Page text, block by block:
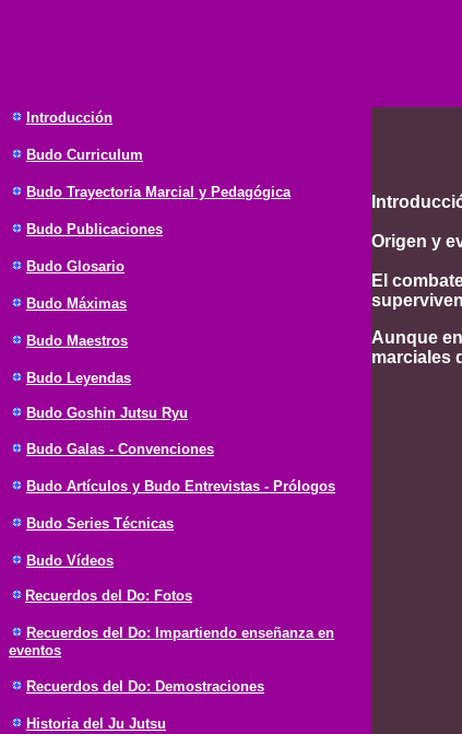
Introducción
Budo Curriculum
Budo Trayectoria Marcial y Pedagógica
Budo Publicaciones
Budo Glosario
Budo Máximas
Budo Maestros
Budo Leyendas
Budo Goshin Jutsu Ryu
Budo Galas - Convenciones
Budo Artículos y Budo Entrevistas - Prólogos
Budo Series Técnicas
Budo Vídeos
Recuerdos del Do: Fotos
Recuerdos del Do: Impartiendo enseñanza en
eventos
Recuerdos del Do: Demostraciones
Historia del Ju Jutsu
Origen y
El
Aunque
marciales